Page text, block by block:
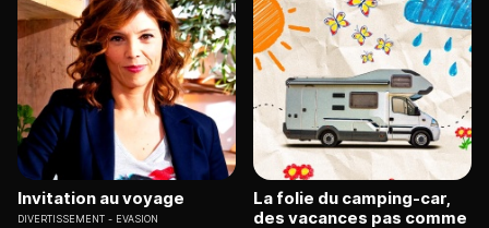
Invitation au voyage
DIVERTISSEMENT EVASION
La folie du camping-car,
des vacances pas comme